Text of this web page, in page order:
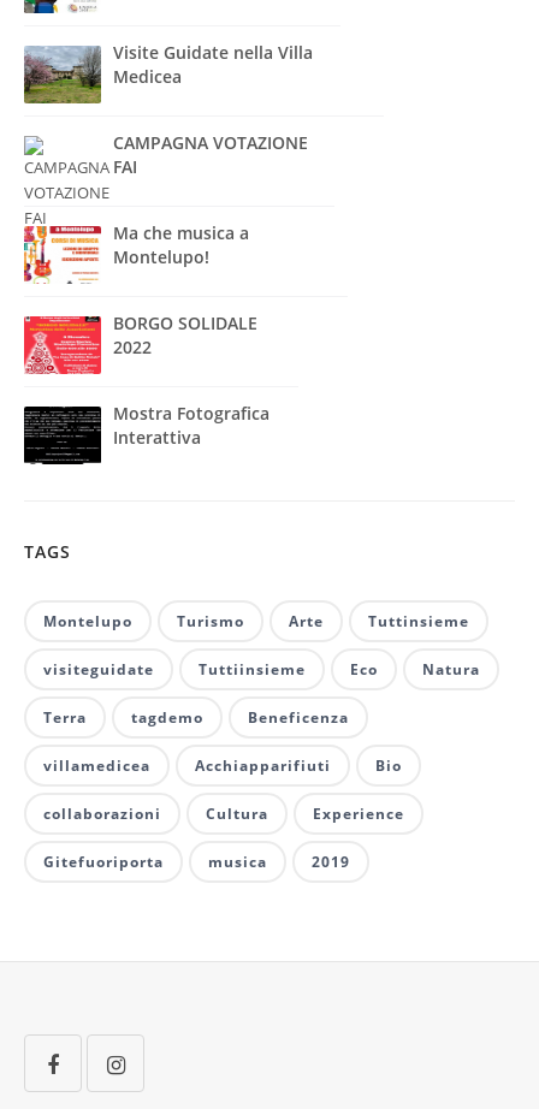
Visite Guidate nella Villa
Medicea
CAMPAGNA VOTAZIONE
FAI
Ma che musica a
Montelupo!
BORGO SOLIDALE
2022
Mostra Fotografica
Interattiva
TAGS
Montelupo Turismo Arte Tuttinsieme
visiteguidate Tuttiinsieme Eco Natura
Terra tagdemo Beneficenza
villamedicea Acchiapparifiuti Bio
collaborazioni Cultura Experience
Gitefuoriporta musica 2019